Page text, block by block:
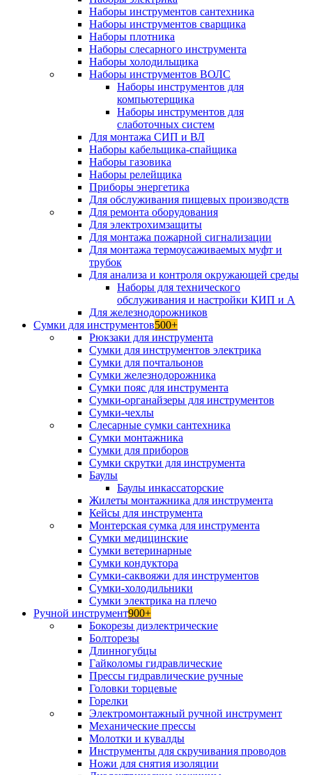
Наборы инструментов сантехника
Наборы инструментов сварщика
Наборы плотника
Наборы слесарного инструмента
Наборы холодильщика
Наборы инструментов ВОЛС
Наборы инструментов для
компьютерщика
Наборы инструментов для
слаботочных систем
Для монтажа СИП и ВЛ
Наборы кабельщика-спайщика
Наборы газовика
Наборы релейщика
Приборы энергетика
Для обслуживания пищевых производств
Для ремонта оборудования
Для электрохимзащиты
Для монтажа пожарной сигнализации
Для монтажа термоусаживаемых муфт и
трубок
Для анализа и контроля окружающей среды
Наборы для технического
обслуживания и настройки КИП и А
Для железнодорожников
Сумки для инструментов500+
Рюкзаки для инструмента
Сумки для инструментов электрика
Сумки для почтальонов
Сумки железнодорожника
Сумки пояс для инструмента
Сумки-органайзеры для инструментов
Сумки-чехлы
Слесарные сумки сантехника
Сумки монтажника
Сумки для приборов
Сумки скрутки для инструмента
Баулы
Баулы инкассаторские
Жилеты монтажника для инструмента
Кейсы для инструмента
Монтерская сумка для инструмента
Сумки медицинские
Сумки ветеринарные
Сумки кондуктора
Сумки-саквояжи для инструментов
Сумки-холодильники
Сумки электрика на плечо
Ручной инструмент900+
Бокорезы диэлектрические
Болторезы
Длинногубцы
Гайколомы гидравлические
Прессы гидравлические ручные
Головки торцевые
Горелки
Электромонтажный ручной инструмент
Механические прессы
Молотки и кувалды
Инструменты для скручивания проводов
Ножи для снятия изоляции